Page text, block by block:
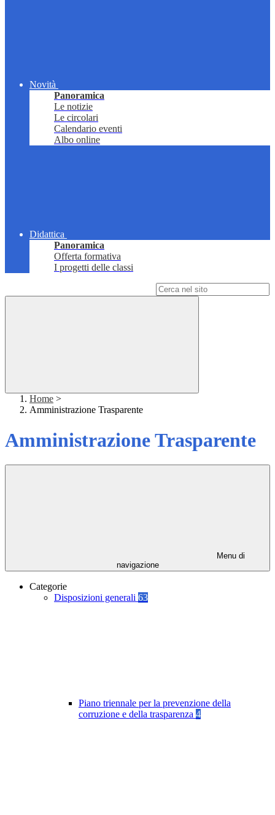
Novità
Panoramica
Le notizie
Le circolari
Calendario eventi
Albo online
Didattica
Panoramica
Offerta formativa
I progetti delle classi
Home >
Amministrazione Trasparente
Amministrazione Trasparente
Menu di
navigazione
Categorie
Disposizioni generali 63
Piano triennale per la prevenzione della
corruzione e della trasparenza 4